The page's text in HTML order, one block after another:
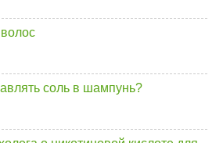
соль в шампунь?